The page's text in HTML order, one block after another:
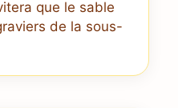
que le sable
de la sous-